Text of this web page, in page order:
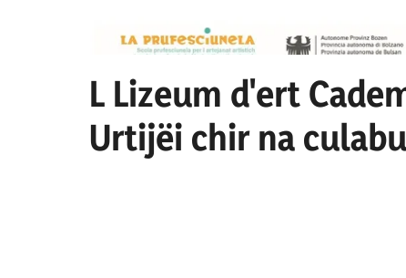
L Lizeum d'ert
Urtijëi chir na